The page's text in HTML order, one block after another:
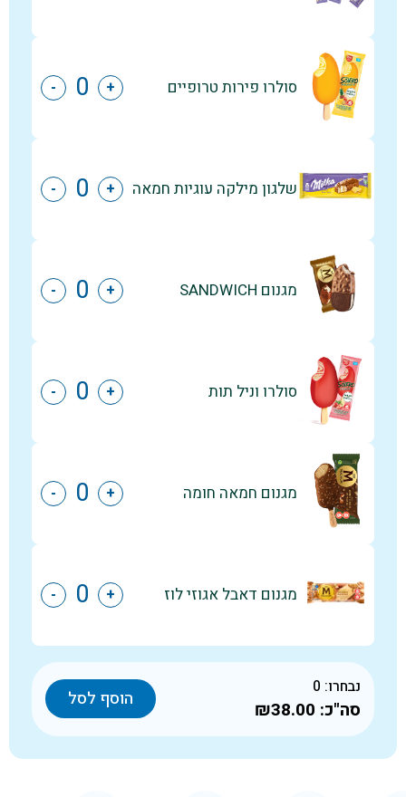
סולרו פירות טרופיים +
-
שלגון מילקה עוגיות חמאה +
-
מגנום SANDWICH +
-
סולרו וניל תות +
-
מגנום חמאה חומה +
-
מגנום דאבל אגוזי לוז +
-
נבחרו: 0
סה"כ: ₪38.00 הוסף לסל